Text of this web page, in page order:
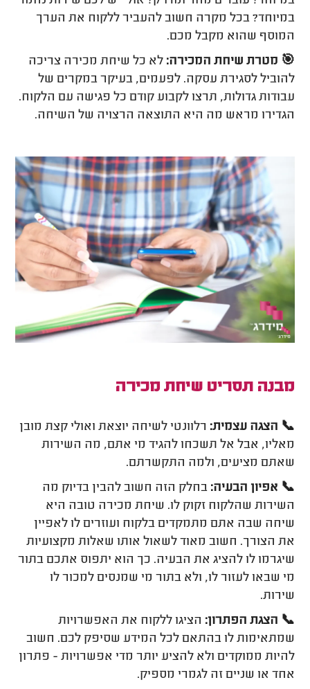
במיוחד? בכל מקרה חשוב להעביר ללקוח את הערך
המוסף שהוא מקבל מכם.
🎯 מטרת שיחת המכירה: לא כל שיחת מכירה צריכה
להוביל לסגירת עסקה. לפעמים, בעיקר במקרים של
עבודות גדולות, תרצו לקבוע קודם כל פגישה עם הלקוח.
הגדירו מראש מה היא התוצאה הרצויה של השיחה.
מבנה תסריט שיחת מכירה
📞 הצגה עצמית: רלוונטי לשיחה יוצאת ואולי קצת מובן
מאליו, אבל אל תשכחו להגיד מי אתם, מה השירות
שאתם מציעים, ולמה התקשרתם.
📞 אפיון הבעיה: בחלק הזה חשוב להבין בדיוק מה
השירות שהלקוח זקוק לו. שיחת מכירה טובה היא
שיחה שבה אתם מתמקדים בלקוח ועוזרים לו לאפיין
את הצורך. חשוב מאוד לשאול אותו שאלות מקצועיות
שיגרמו לו להציג את הבעיה. כך הוא יתפוס אתכם בתור
מי שבאו לעזור לו, ולא בתור מי שמנסים למכור לו
שירות.
📞 הצגת הפתרון: הציגו ללקוח את האפשרויות
שמתאימות לו בהתאם לכל המידע שסיפק לכם. חשוב
להיות ממוקדים ולא להציע יותר מדי אפשרויות - פתרון
אחד או שניים זה לגמרי מספיק.